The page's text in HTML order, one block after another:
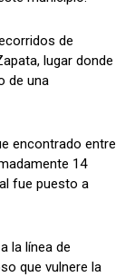
de
lugar donde
de una
encontrado entre
14
fue puesto a
la línea de
que vulnere la